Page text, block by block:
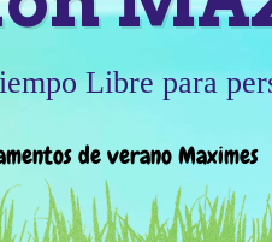
Libre para
de verano Maximes